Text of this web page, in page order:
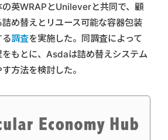
の英WRAPとUnileverと共同で、顧
め替えとリユース可能な容器包装
る調査を実施した。同調査によって
もとに、Asdaは詰め替えシステム
方法を検討した。